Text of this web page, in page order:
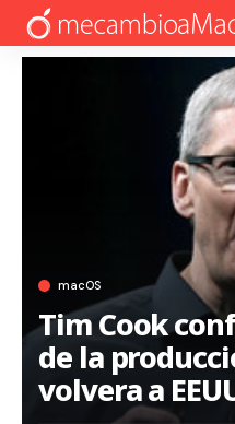
macOS
Tim Cook
de la
volvera a